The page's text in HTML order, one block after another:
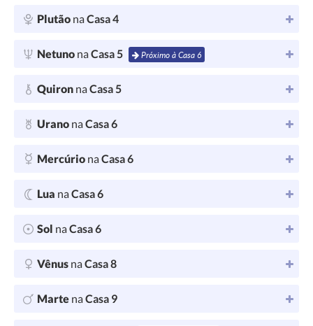
Plutão naCasa 4
Netuno naCasa 5 Próximo à Casa 6
Quiron naCasa 5
Urano naCasa 6
Mercúrio naCasa 6
Lua naCasa 6
Sol naCasa 6
Vênus naCasa 8
Marte naCasa 9